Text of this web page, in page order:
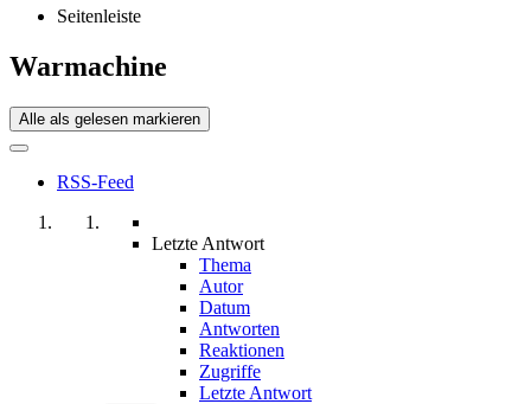
Seitenleiste
Warmachine
Alle als gelesen markieren
RSS-Feed
Letzte Antwort
Thema
Autor
Datum
Antworten
Reaktionen
Zugriffe
Letzte Antwort